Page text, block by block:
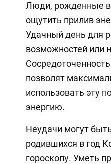
Люди, рожденные в
ощутить прилив
Удачный день для
возможностей или
позволят
использовать эту
энергию.
Неудачи могут
родившихся в год
гороскопу. Уметь